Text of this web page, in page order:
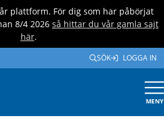
plattform. För dig som har påbörjat
8/4 2026 så hittar du vår gamla sajt
här.
SÖK LOGGA IN
MENY